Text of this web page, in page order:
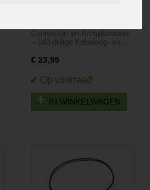
Krimpkousset – 140-
delige Kabeloog- en
Krimpset
Connector- en Krimpkousset
– 140-delige Kabeloog- en…
€ 23,95
IN WINKELWAGEN